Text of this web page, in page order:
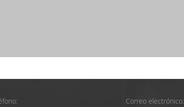
Correo electrónico: